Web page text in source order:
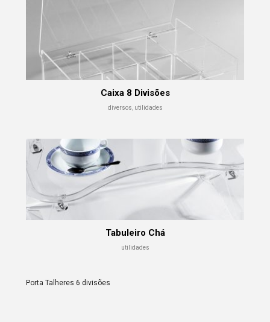
Caixa 8 Divisões
diversos, utilidades
Tabuleiro Chá
utilidades
Porta Talheres 6 divisões